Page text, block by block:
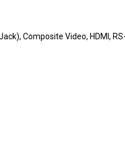
Composite Video, HDMI,